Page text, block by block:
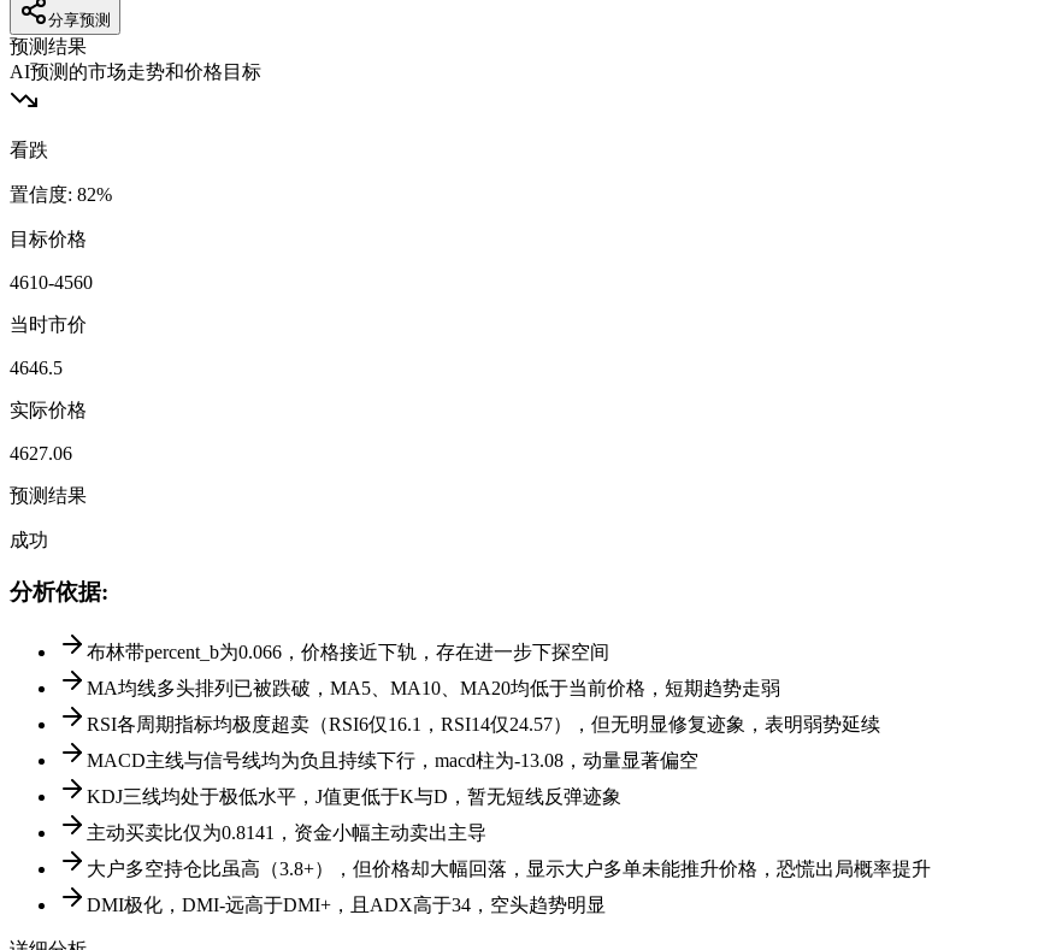
分享预测
预测结果
AI预测的市场走势和价格目标
看跌
置信度: 82%
目标价格
4610-4560
当时市价
4646.5
实际价格
4627.06
预测结果
成功
分析依据:
布林带percent_b为0.066，价格接近下轨，存在进一步下探空间
MA均线多头排列已被跌破，MA5、MA10、MA20均低于当前价格，短期趋势走弱
RSI各周期指标均极度超卖（RSI6仅16.1，RSI14仅24.57），但无明显修复迹象，表明弱势延续
MACD主线与信号线均为负且持续下行，macd柱为-13.08，动量显著偏空
KDJ三线均处于极低水平，J值更低于K与D，暂无短线反弹迹象
主动买卖比仅为0.8141，资金小幅主动卖出主导
大户多空持仓比虽高（3.8+），但价格却大幅回落，显示大户多单未能推升价格，恐慌出局概率提升
DMI极化，DMI-远高于DMI+，且ADX高于34，空头趋势明显